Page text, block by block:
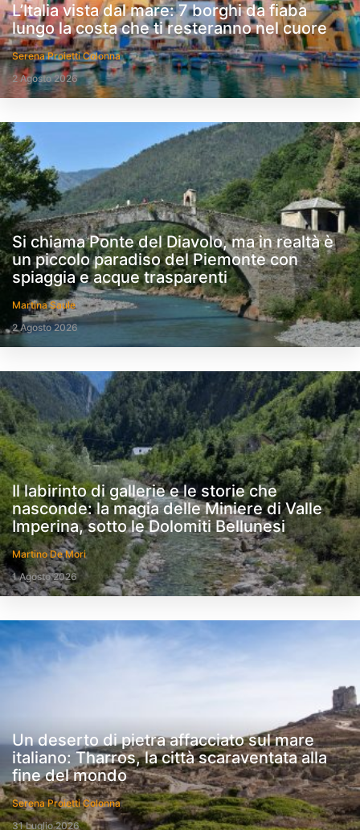
L’Italia vista dal mare: 7 borghi da fiaba
lungo la costa che ti resteranno nel cuore
Serena Proietti Colonna
2 Agosto 2026
Si chiama Ponte del Diavolo, ma in realtà è
un piccolo paradiso del Piemonte con
spiaggia e acque trasparenti
Martina Saule
2 Agosto 2026
Il labirinto di gallerie e le storie che
nasconde: la magia delle Miniere di Valle
Imperina, sotto le Dolomiti Bellunesi
Martino De Mori
1 Agosto 2026
Un deserto di pietra affacciato sul mare
italiano: Tharros, la città scaraventata alla
fine del mondo
Serena Proietti Colonna
31 Luglio 2026